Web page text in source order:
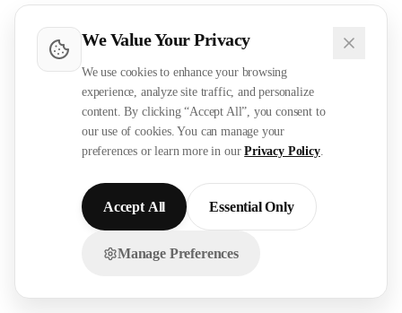
We Value Your Privacy
We use cookies to enhance your browsing
experience, analyze site traffic, and personalize
content. By clicking “Accept All”, you consent to
our use of cookies. You can manage your
preferences or learn more in our Privacy Policy.
Accept All Essential Only
Manage Preferences